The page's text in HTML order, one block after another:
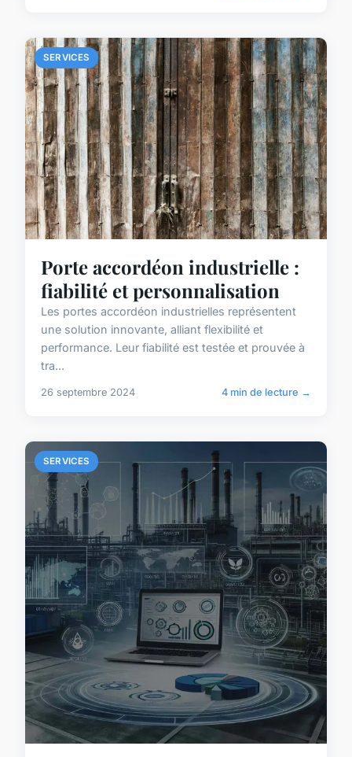
SERVICES
Porte accordéon industrielle :
fiabilité et personnalisation
Les portes accordéon industrielles représentent
une solution innovante, alliant flexibilité et
performance. Leur fiabilité est testée et prouvée à
tra...
26 septembre 2024 4 min de lecture →
SERVICES